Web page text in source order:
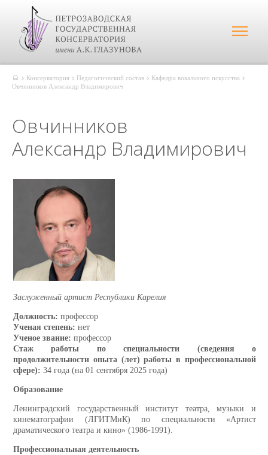
Консерватория Педагогический состав
Кафедра вокального искусства
Овчинников Александр Владимирович
Овчинников
Александр Владимирович
Заслуженный артист Республики Карелия
Должность: профессор
Ученая степень: нет
Ученое звание: профессор
Стаж работы по специальности (сведения о
продолжительности опыта (лет) работы в профессиональной
сфере): 34 года (на 01 сентября 2025 года)
Образование
Ленинградский государственный институт театра, музыки и
кинематографии (ЛГИТМиК) по специальности «Артист
драматического театра и кино» (1986-1991).
Профессиональная деятельность